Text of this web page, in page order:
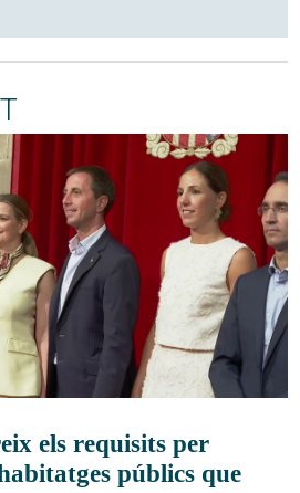
els requisits per
públics que